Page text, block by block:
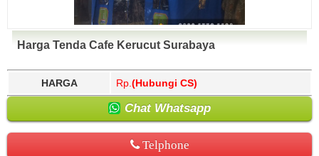
Harga Tenda Cafe Kerucut Surabaya
HARGA Rp. (Hubungi CS)
Chat Whatsapp
Telphone